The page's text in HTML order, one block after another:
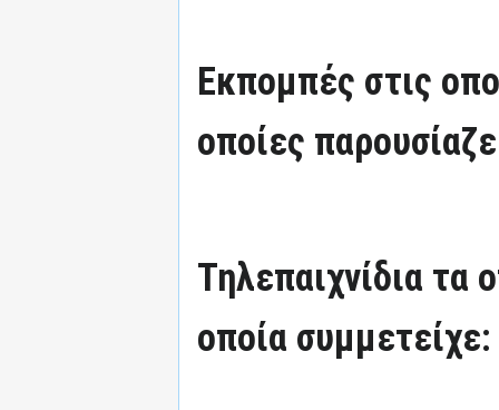
Εκπομπές στις
οποίες
Τηλεπαιχνίδια τα
οποία συμμετείχε: